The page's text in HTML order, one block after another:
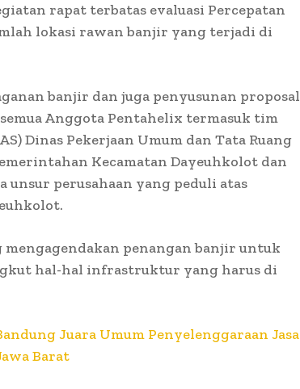
rapat terbatas evaluasi Percepatan
lokasi rawan banjir yang terjadi di
banjir dan juga penyusunan proposal
Anggota Pentahelix termasuk tim
Dinas Pekerjaan Umum dan Tata Ruang
Kecamatan Dayeuhkolot dan
unsur perusahaan yang peduli atas
mengagendakan penangan banjir untuk
hal-hal infrastruktur yang harus di
Juara Umum Penyelenggaraan Jasa
Barat